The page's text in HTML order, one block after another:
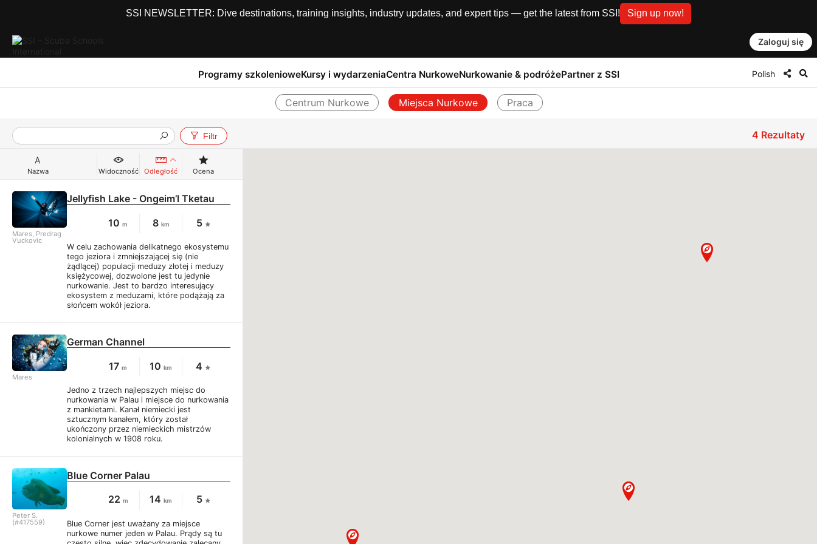
SSI NEWSLETTER: Dive destinations, training insights, industry updates, and expert tips — get the latest from SSI! Sign up now!
Zaloguj się
Programy szkolenioweKursy i wydarzeniaCentra NurkoweNurkowanie & podróżePartner z SSI Polish
Centrum Nurkowe Miejsca Nurkowe Praca
Filtr 4 Rezultaty
Nazwa Widoczność Odległość Ocena
Mares, Predrag
Vuckovic
10 m 8 km 5
Jellyfish Lake - Ongeim’l Tketau
W celu zachowania delikatnego ekosystemu
tego jeziora i zmniejszającej się (nie
żądlącej) populacji meduzy złotej i meduzy
księżycowej, dozwolone jest tu jedynie
nurkowanie. Jest to bardzo interesujący
ekosystem z meduzami, które podążają za
słońcem wokół jeziora.
Mares
17 m 10 km 4
German Channel
Jedno z trzech najlepszych miejsc do
nurkowania w Palau i miejsce do nurkowania
z mankietami. Kanał niemiecki jest
sztucznym kanałem, który został
ukończony przez niemieckich mistrzów
kolonialnych w 1908 roku.
Peter S.
(#417559)
22 m 14 km 5
Blue Corner Palau
Blue Corner jest uważany za miejsce
nurkowe numer jeden w Palau. Prądy są tu